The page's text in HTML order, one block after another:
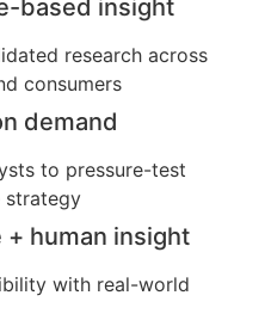
based insight
research across
consumers
demand
to pressure-test
strategy
human insight
with real-world